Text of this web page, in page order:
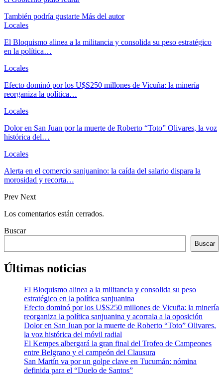
También podría gustarte Más del autor
Locales
El Bloquismo alinea a la militancia y consolida su peso estratégico
en la política…
Locales
Efecto dominó por los U$S250 millones de Vicuña: la minería
reorganiza la política…
Locales
Dolor en San Juan por la muerte de Roberto “Toto” Olivares, la voz
histórica del…
Locales
Alerta en el comercio sanjuanino: la caída del salario dispara la
morosidad y recorta…
Prev Next
Los comentarios están cerrados.
Buscar
Buscar
Últimas noticias
El Bloquismo alinea a la militancia y consolida su peso
estratégico en la política sanjuanina
Efecto dominó por los U$S250 millones de Vicuña: la minería
reorganiza la política sanjuanina y acorrala a la oposición
Dolor en San Juan por la muerte de Roberto “Toto” Olivares,
la voz histórica del móvil radial
El Kempes albergará la gran final del Trofeo de Campeones
entre Belgrano y el campeón del Clausura
San Martín va por un golpe clave en Tucumán: nómina
definida para el “Duelo de Santos”